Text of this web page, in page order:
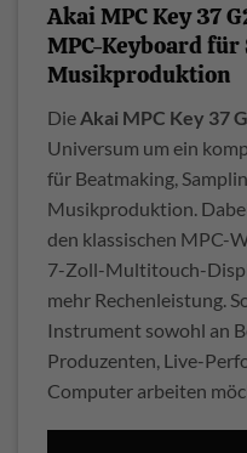
Akai MPC Key 37
MPC-Keyboard
Musikproduktion
Die Akai MPC Key 37
Universum um ein
für Beatmaking,
Musikproduktion.
den klassischen MPC-
7-Zoll-Multitouch-
mehr Rechenleistung.
Instrument sowohl an
Produzenten, Live-
Computer arbeiten